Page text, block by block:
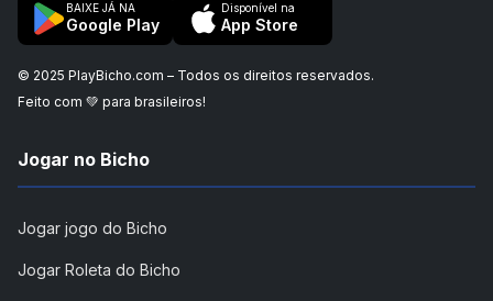
BAIXE JÁ NA
Google Play
Disponível na
App Store
© 2025 PlayBicho.com – Todos os direitos reservados.
Feito com 💚 para brasileiros!
Jogar no Bicho
Jogar jogo do Bicho
Jogar Roleta do Bicho